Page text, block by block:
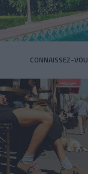
CONNAISSEZ-